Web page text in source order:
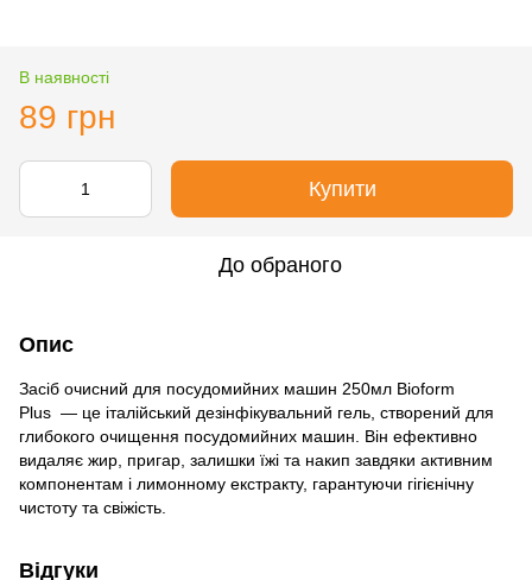
В наявності
89 грн
Купити
До обраного
Опис
Засіб очисний для посудомийних машин 250мл Bioform
Plus — це італійський дезінфікувальний гель, створений для
глибокого очищення посудомийних машин. Він ефективно
видаляє жир, пригар, залишки їжі та накип завдяки активним
компонентам і лимонному екстракту, гарантуючи гігієнічну
чистоту та свіжість.
Відгуки